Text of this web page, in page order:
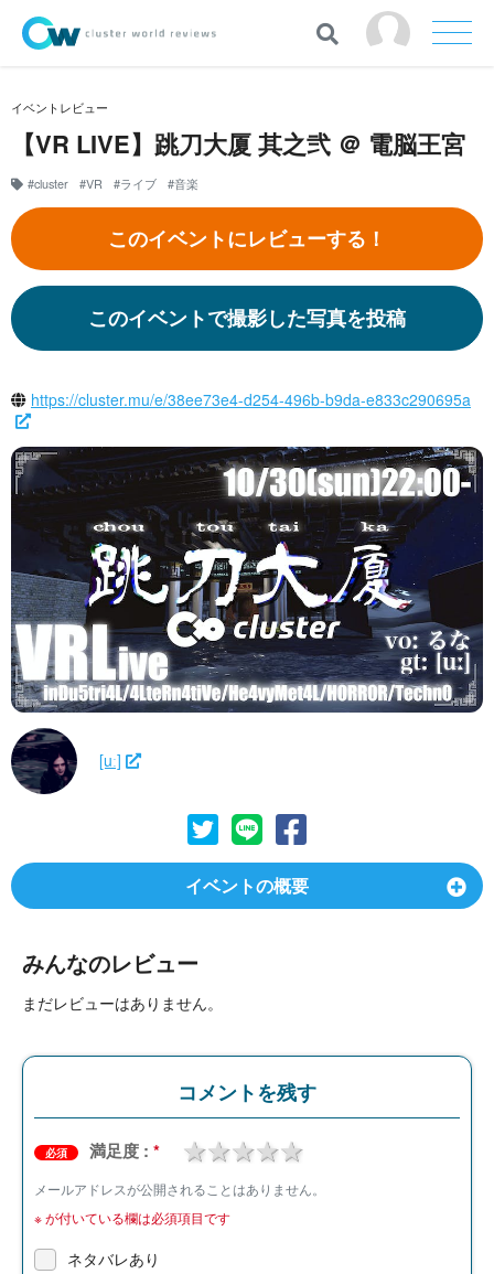
イベントレビュー
【VR LIVE】跳刀大厦 其之弐 ＠ 電脳王宮
#cluster #VR #ライブ #音楽
このイベントにレビューする！
このイベントで撮影した写真を投稿
https://cluster.mu/e/38ee73e4-d254-496b-b9da-e833c290695a
[uː]
イベントの概要
みんなのレビュー
まだレビューはありません。
コメントを残す
必須 満足度 : * 4 stars
3 stars
2 stars
1 star
メールアドレスが公開されることはありません。
※が付いている欄は必須項目です
ネタバレあり